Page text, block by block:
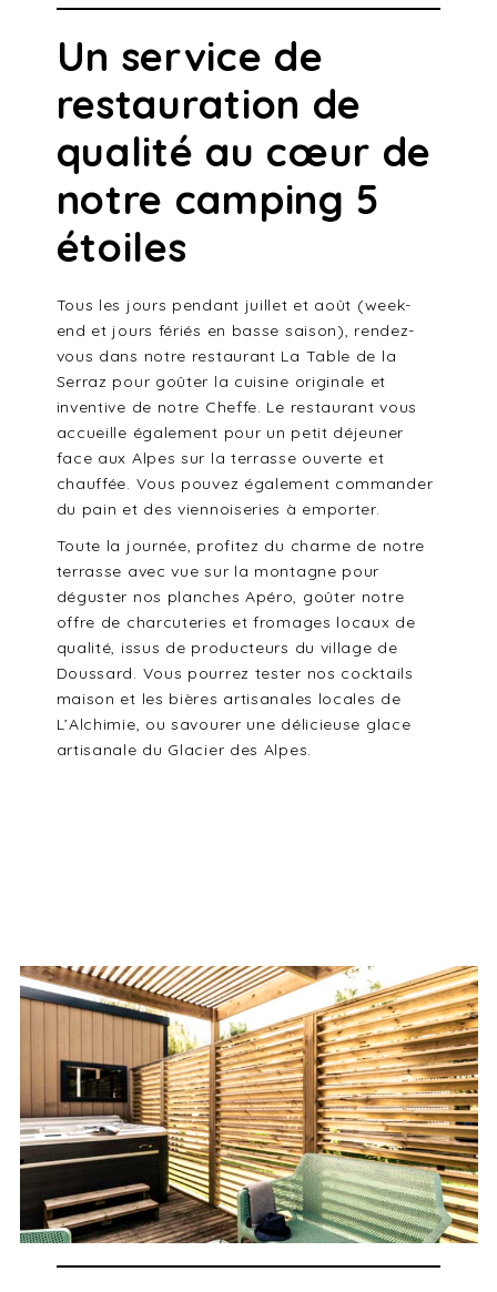
Un service de
restauration de
qualité au cœur de
notre camping 5
étoiles
Tous les jours pendant juillet et août (week-
end et jours fériés en basse saison), rendez-
vous dans notre restaurant La Table de la
Serraz pour goûter la cuisine originale et
inventive de notre Cheffe. Le restaurant vous
accueille également pour un petit déjeuner
face aux Alpes sur la terrasse ouverte et
chauffée. Vous pouvez également commander
du pain et des viennoiseries à emporter.
Toute la journée, profitez du charme de notre
terrasse avec vue sur la montagne pour
déguster nos planches Apéro, goûter notre
offre de charcuteries et fromages locaux de
qualité, issus de producteurs du village de
Doussard. Vous pourrez tester nos cocktails
maison et les bières artisanales locales de
L’Alchimie, ou savourer une délicieuse glace
artisanale du Glacier des Alpes.